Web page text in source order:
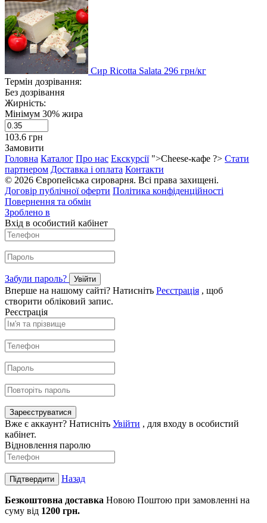
Сир Ricotta Salata 296 грн/кг
Термін дозрівання:
Без дозрівання
Жирність:
Мінімум 30% жира
103.6 грн
Замовити
Головна Каталог Про нас Екскурсії">Cheese-кафе ?> Стати
партнером Доставка і оплата Контакти
© 2026 Європейська сироварня. Всі права захищені.
Договір публічної оферти Політика конфіденційності
Повернення та обмін
Зроблено в
Вхід в особистий кабінет
Забули пароль? Увійти
Вперше на нашому сайті? Натисніть Реєстрація , щоб
створити обліковий запис.
Реєстрація
Зареєструватися
Вже є аккаунт? Натисніть Увійти , для входу в особистий
кабінет.
Відновлення паролю
Підтвердити Назад
Безкоштовна доставка Новою Поштою при замовленні на
суму від 1200 грн.